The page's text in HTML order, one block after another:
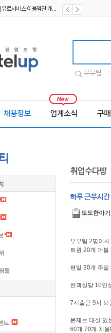
[공지] [호텔업] 개인정보 처리방침 개정본2 (19.09.02)
부부팀
채용정보 업계소식 구
몰
트
취업수다방
하루 근무시
도도한아기
부부팀 2명이
트윈 20개 더
평일 30개 주말
한객실당 10인
7시출근 9시 퇴
문제는 대실 있
60개 70개 치